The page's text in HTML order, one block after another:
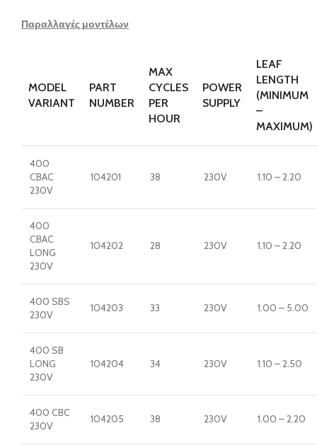
Παραλλαγές μοντέλων
MODEL
VARIANT
PART
NUMBER
MAX
CYCLES
PER
HOUR
POWER
SUPPLY
LEAF
LENGTH
(MINIMUM
–
MAXIMUM)
400
CBAC
230V
104201 38 230V 1.10 – 2.20
400
CBAC
LONG
230V
104202 28 230V 1.10 – 2.20
400 SBS
230V
104203 33 230V 1.00 – 5.00
400 SB
LONG
230V
104204 34 230V 1.10 – 2.50
400 CBC
230V
104205 38 230V 1.00 – 2.20